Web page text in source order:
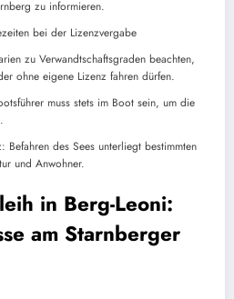
zu informieren.
bei der Lizenzvergabe
zu Verwandtschaftsgraden beachten,
ohne eigene Lizenz fahren dürfen.
muss stets im Boot sein, um die
Befahren des Sees unterliegt bestimmten
und Anwohner.
in Berg-Leoni:
am Starnberger